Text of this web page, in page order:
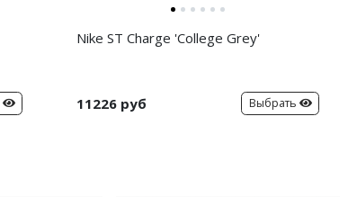
Nike ST Charge 'College Grey'
11226 руб Выбрать